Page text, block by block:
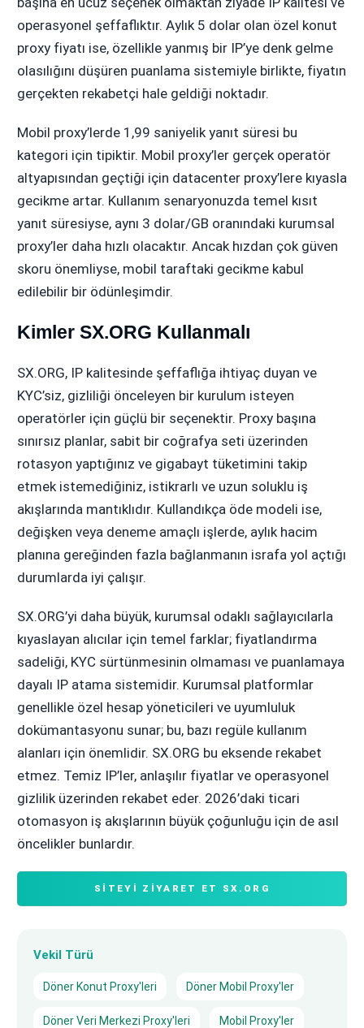
operasyonel şeffaflıktır. Aylık 5 dolar olan özel konut
proxy fiyatı ise, özellikle yanmış bir IP’ye denk gelme
olasılığını düşüren puanlama sistemiyle birlikte, fiyatın
gerçekten rekabetçi hale geldiği noktadır.
Mobil proxy’lerde 1,99 saniyelik yanıt süresi bu
kategori için tipiktir. Mobil proxy’ler gerçek operatör
altyapısından geçtiği için datacenter proxy’lere kıyasla
gecikme artar. Kullanım senaryonuzda temel kısıt
yanıt süresiyse, aynı 3 dolar/GB oranındaki kurumsal
proxy’ler daha hızlı olacaktır. Ancak hızdan çok güven
skoru önemliyse, mobil taraftaki gecikme kabul
edilebilir bir ödünleşimdir.
Kimler SX.ORG Kullanmalı
SX.ORG, IP kalitesinde şeffaflığa ihtiyaç duyan ve
KYC’siz, gizliliği önceleyen bir kurulum isteyen
operatörler için güçlü bir seçenektir. Proxy başına
sınırsız planlar, sabit bir coğrafya seti üzerinden
rotasyon yaptığınız ve gigabayt tüketimini takip
etmek istemediğiniz, istikrarlı ve uzun soluklu iş
akışlarında mantıklıdır. Kullandıkça öde modeli ise,
değişken veya deneme amaçlı işlerde, aylık hacim
planına gereğinden fazla bağlanmanın israfa yol açtığı
durumlarda iyi çalışır.
SX.ORG’yi daha büyük, kurumsal odaklı sağlayıcılarla
kıyaslayan alıcılar için temel farklar; fiyatlandırma
sadeliği, KYC sürtünmesinin olmaması ve puanlamaya
dayalı IP atama sistemidir. Kurumsal platformlar
genellikle özel hesap yöneticileri ve uyumluluk
dokümantasyonu sunar; bu, bazı regüle kullanım
alanları için önemlidir. SX.ORG bu eksende rekabet
etmez. Temiz IP’ler, anlaşılır fiyatlar ve operasyonel
gizlilik üzerinden rekabet eder. 2026’daki ticari
otomasyon iş akışlarının büyük çoğunluğu için de asıl
öncelikler bunlardır.
SITEYI ZIYARET ET SX.ORG
Vekil Türü
Döner Konut Proxy'leri Döner Mobil Proxy'ler
Döner Veri Merkezi Proxy'leri Mobil Proxy'ler